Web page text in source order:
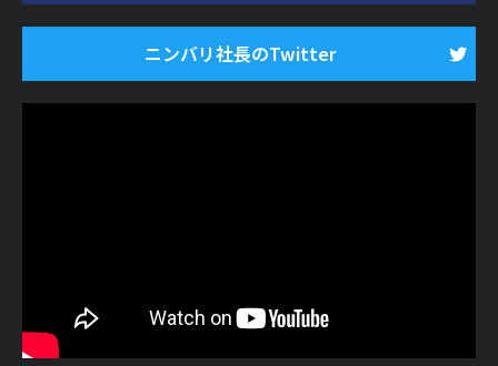
ニンバリ社長のTwitter